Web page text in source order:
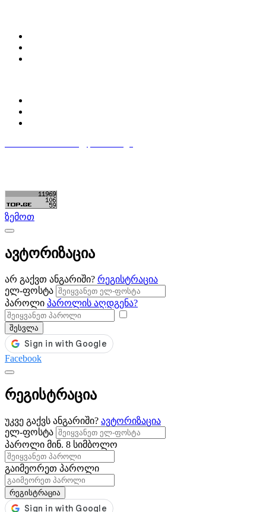
ზემოთ
ავტორიზაცია
არ გაქვთ ანგარიში? რეგისტრაცია
ელ-ფოსტა
პაროლი პაროლის აღდგენა?
შესვლა
Facebook
რეგისტრაცია
უკვე გაქვს ანგარიში? ავტორიზაცია
ელ-ფოსტა
პაროლი მინ. 8 სიმბოლო
გაიმეორეთ პაროლი
რეგისტრაცია